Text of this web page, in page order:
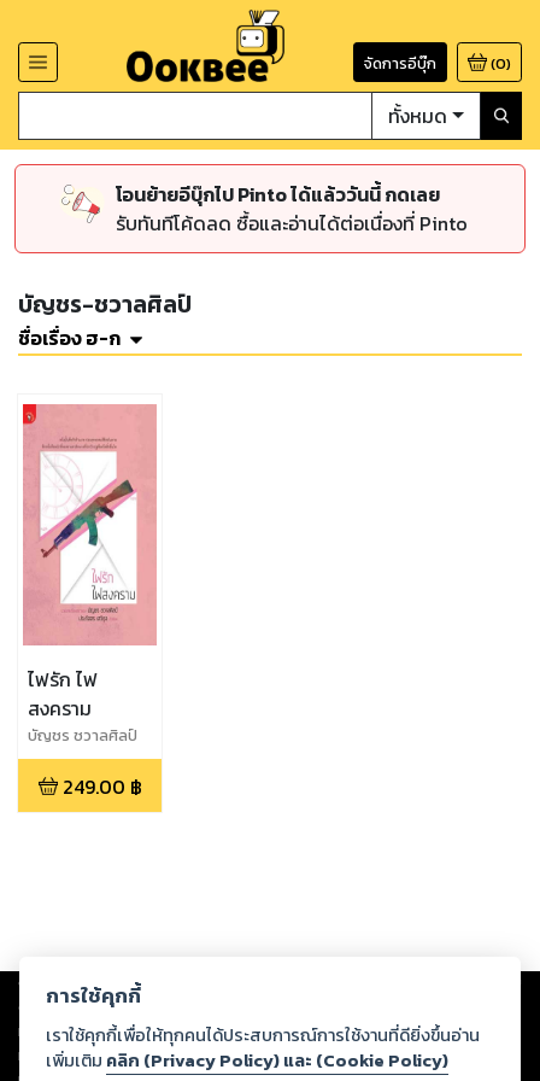
จัดการอีบุ๊ก (0)
ทั้งหมด
โอนย้ายอีบุ๊กไป Pinto ได้แล้ววันนี้ กดเลย
รับทันทีโค้ดลด ซื้อและอ่านได้ต่อเนื่องที่ Pinto
บัญชร-ชวาลศิลป์
ชื่อเรื่อง ฮ-ก
ไฟรัก ไฟ
สงคราม
บัญชร ชวาลศิลป์
249.00 ฿
Copyright © 2026
ต่อผลงานหรือเนื้อหาใดที่อัปโหลดผ่านเว็บไซต์และปรากฏว่าละเมิดสิทธิใน
ทรัพย์สินทางปัญญาของบุคคลอื่นหรือขัดต่อกฎหมายและศีลธรรม ดังนั้น ผู้อ่าน
ทุกท่านโปรดใช้วิจารณญาณในการกลั่นกรองด้วยตนเอง และหากท่านพบว่าส่วน
การใช้คุกกี้
เราใช้คุกกี้เพื่อให้ทุกคนได้ประสบการณ์การใช้งานที่ดียิ่งขึ้นอ่าน
เพิ่มเติม คลิก (Privacy Policy) และ (Cookie Policy)